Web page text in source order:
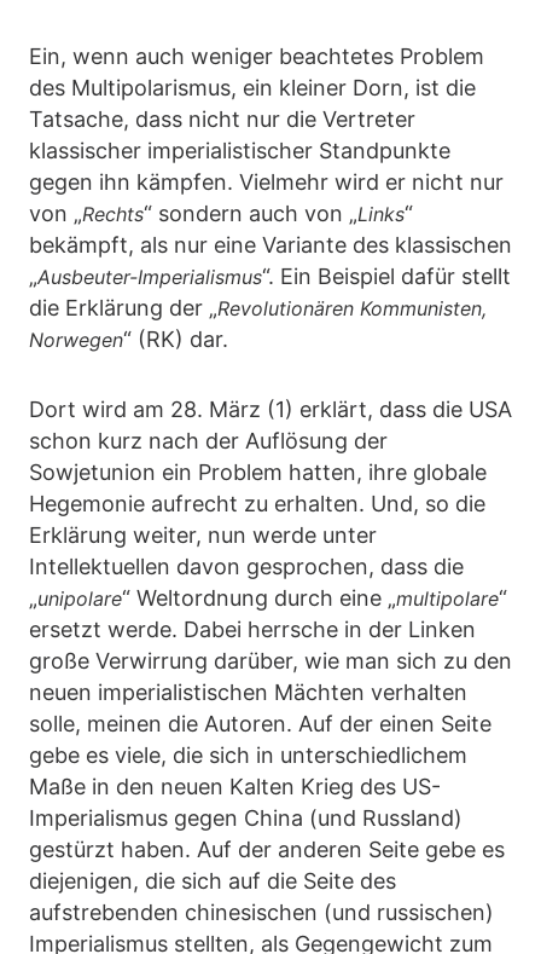
Ein, wenn auch weniger beachtetes Problem
des Multipolarismus, ein kleiner Dorn, ist die
Tatsache, dass nicht nur die Vertreter
klassischer imperialistischer Standpunkte
gegen ihn kämpfen. Vielmehr wird er nicht nur
von „Rechts“ sondern auch von „Links“
bekämpft, als nur eine Variante des klassischen
„Ausbeuter-Imperialismus“. Ein Beispiel dafür stellt
die Erklärung der „Revolutionären Kommunisten,
Norwegen“ (RK) dar.
Dort wird am 28. März (1) erklärt, dass die USA
schon kurz nach der Auflösung der
Sowjetunion ein Problem hatten, ihre globale
Hegemonie aufrecht zu erhalten. Und, so die
Erklärung weiter, nun werde unter
Intellektuellen davon gesprochen, dass die
„unipolare“ Weltordnung durch eine „multipolare“
ersetzt werde. Dabei herrsche in der Linken
große Verwirrung darüber, wie man sich zu den
neuen imperialistischen Mächten verhalten
solle, meinen die Autoren. Auf der einen Seite
gebe es viele, die sich in unterschiedlichem
Maße in den neuen Kalten Krieg des US-
Imperialismus gegen China (und Russland)
gestürzt haben. Auf der anderen Seite gebe es
diejenigen, die sich auf die Seite des
aufstrebenden chinesischen (und russischen)
Imperialismus stellten, als Gegengewicht zum